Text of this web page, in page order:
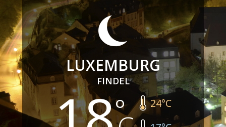
LUXEMBURG
FINDEL
24°C